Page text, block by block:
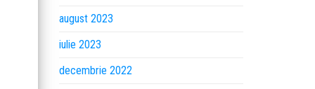
august 2023
iulie 2023
decembrie 2022